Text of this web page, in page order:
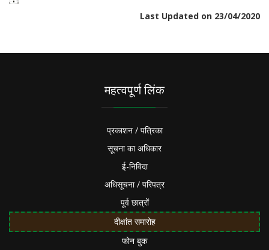
Last Updated on 23/04/2020
महत्वपूर्ण लिंक
प्रकाशन / पत्रिका
सूचना का अधिकार
ई-निविदा
अधिसूचना / परिपत्र
पूर्व छात्रों
दीक्षांत समारोह
फोन बुक